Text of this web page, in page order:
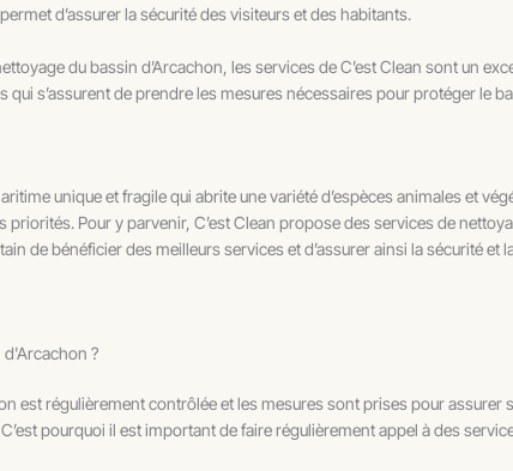
d’assurer la sécurité des visiteurs et des habitants.
du bassin d’Arcachon, les services de C’est Clean sont un
qui s’assurent de prendre les mesures nécessaires pour protéger le
unique et fragile qui abrite une variété d’espèces animales et
Pour y parvenir, C’est Clean propose des services de
de bénéficier des meilleurs services et d’assurer ainsi la sécurité et
d'Arcachon ?
est régulièrement contrôlée et les mesures sont prises pour
pourquoi il est important de faire régulièrement appel à des